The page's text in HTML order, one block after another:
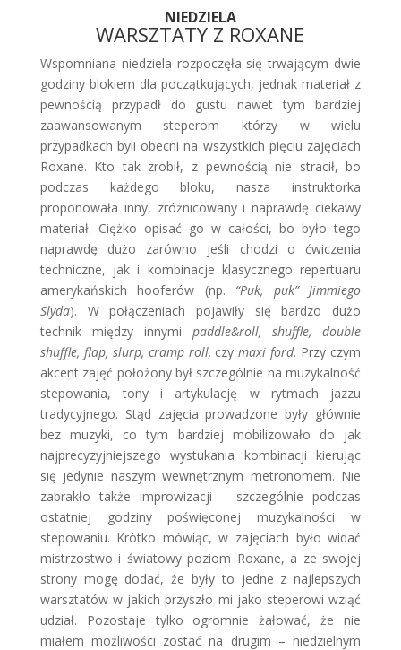
NIEDZIELA
WARSZTATY Z ROXANE
Wspomniana niedziela rozpoczęła się trwającym dwie
godziny blokiem dla początkujących, jednak materiał z
pewnością przypadł do gustu nawet tym bardziej
zaawansowanym steperom którzy w wielu
przypadkach byli obecni na wszystkich pięciu zajęciach
Roxane. Kto tak zrobił, z pewnością nie stracił, bo
podczas każdego bloku, nasza instruktorka
proponowała inny, zróżnicowany i naprawdę ciekawy
materiał. Ciężko opisać go w całości, bo było tego
naprawdę dużo zarówno jeśli chodzi o ćwiczenia
techniczne, jak i kombinacje klasycznego repertuaru
amerykańskich hooferów (np. “Puk, puk” Jimmiego
Slyda). W połączeniach pojawiły się bardzo dużo
technik między innymipaddle&roll, shuffle, double
shuffle, flap, slurp, cramp roll, czy maxi ford. Przy czym
akcent zajęć położony był szczególnie na muzykalność
stepowania, tony i artykulację w rytmach jazzu
tradycyjnego. Stąd zajęcia prowadzone były głównie
bez muzyki, co tym bardziej mobilizowało do jak
najprecyzyjniejszego wystukania kombinacji kierując
się jedynie naszym wewnętrznym metronomem. Nie
zabrakło także improwizacji – szczególnie podczas
ostatniej godziny poświęconej muzykalności w
stepowaniu. Krótko mówiąc, w zajęciach było widać
mistrzostwo i światowy poziom Roxane, a ze swojej
strony mogę dodać, że były to jedne z najlepszych
warsztatów w jakich przyszło mi jako steperowi wziąć
udział. Pozostaje tylko ogromnie żałować, że nie
miałem możliwości zostać na drugim – niedzielnym